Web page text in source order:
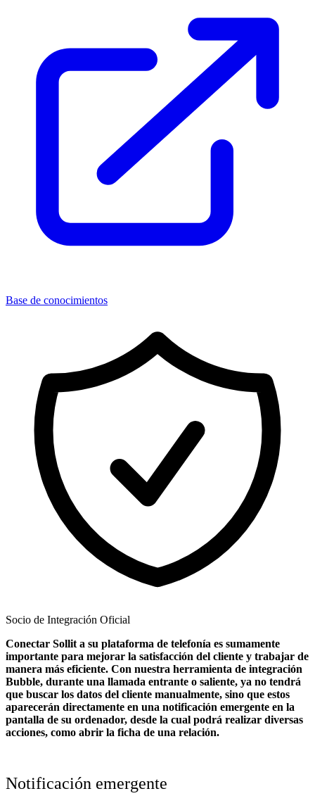
Base de conocimientos
Socio de Integración Oficial
Conectar Sollit a su plataforma de telefonía es sumamente
importante para mejorar la satisfacción del cliente y trabajar de
manera más eficiente. Con nuestra herramienta de integración
Bubble, durante una llamada entrante o saliente, ya no tendrá
que buscar los datos del cliente manualmente, sino que estos
aparecerán directamente en una notificación emergente en la
pantalla de su ordenador, desde la cual podrá realizar diversas
acciones, como abrir la ficha de una relación.
Notificación emergente